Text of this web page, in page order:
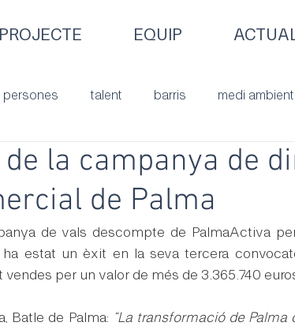
PROJECTE EQUIP
persones talent barris medi ambient
de la campanya de
de Palma
de vals descompte de PalmaActiva
estat un èxit en la seva tercera
vendes per un valor de més de 3.365.740
Batle de Palma: “La transformació de